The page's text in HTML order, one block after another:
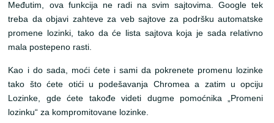
Međutim, ova funkcija ne radi na svim sajtovima. Google tek
treba da objavi zahteve za veb sajtove za podršku automatske
promene lozinki, tako da će lista sajtova koja je sada relativno
mala postepeno rasti.
Kao i do sada, moći ćete i sami da pokrenete promenu lozinke
tako što ćete otići u podešavanja Chromea a zatim u opciju
Lozinke, gde ćete takođe videti dugme pomoćnika „Promeni
lozinku“ za kompromitovane lozinke.